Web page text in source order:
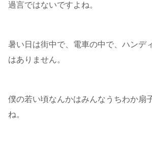
過言ではないですよね。
暑い日は街中で、電車の中で、ハンデ
はありません。
僕の若い頃なんかはみんなうちわか扇
ね。